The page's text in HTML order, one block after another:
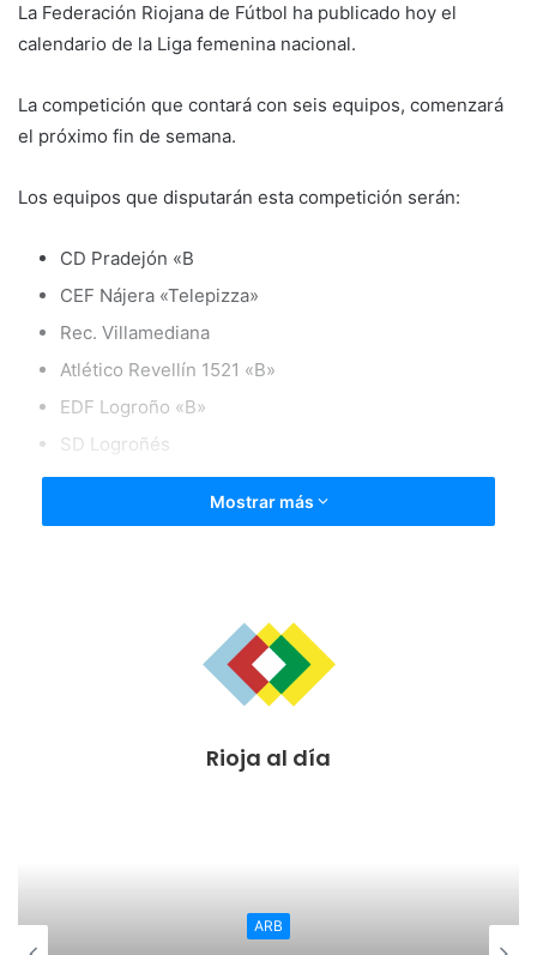
La Federación Riojana de Fútbol ha publicado hoy el
calendario de la Liga femenina nacional.
La competición que contará con seis equipos, comenzará
el próximo fin de semana.
Los equipos que disputarán esta competición serán:
CD Pradejón «B
CEF Nájera «Telepizza»
Rec. Villamediana
Atlético Revellín 1521 «B»
EDF Logroño «B»
SD Logroñés
Mostrar más
Rioja al día
ARB